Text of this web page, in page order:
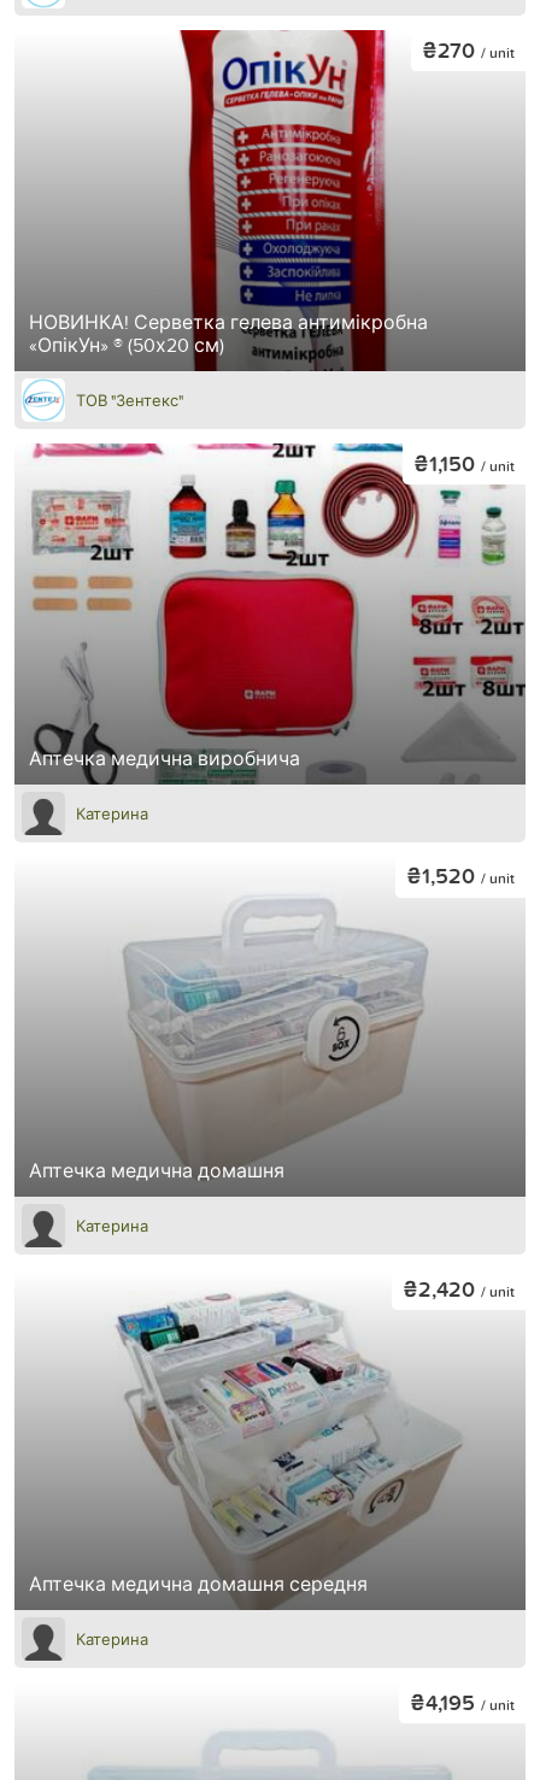
НОВИНКА! Серветка гелева антимікробна
«ОпікУн» ® (50х20 см)
₴270 / unit
ТОВ "Зентекс"
Аптечка медична виробнича
₴1,150 / unit
Катерина
Аптечка медична домашня
₴1,520 / unit
Катерина
Аптечка медична домашня середня
₴2,420 / unit
Катерина
₴4,195 / unit